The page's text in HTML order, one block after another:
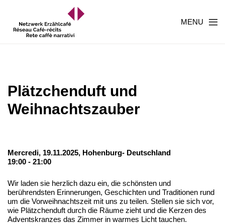
MENU
Plätzchenduft und
Weihnachtszauber
Mercredi, 19.11.2025, Hohenburg- Deutschland
19:00 - 21:00
Wir laden sie herzlich dazu ein, die schönsten und
berührendsten Erinnerungen, Geschichten und Traditionen rund
um die Vorweihnachtszeit mit uns zu teilen. Stellen sie sich vor,
wie Plätzchenduft durch die Räume zieht und die Kerzen des
Adventskranzes das Zimmer in warmes Licht tauchen.